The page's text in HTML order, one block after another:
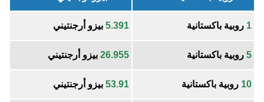
1 روبية باكستانية 5.391 بيزو أرجنتيني
5 روبية باكستانية 26.955 بيزو أرجنتيني
10 روبية باكستانية 53.91 بيزو أرجنتيني